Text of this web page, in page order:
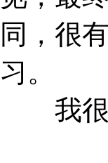
同，很
习。
我很